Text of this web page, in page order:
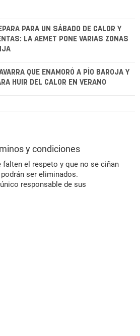
PARA UN SÁBADO DE CALOR Y
LA AEMET PONE VARIAS ZONAS
QUE ENAMORÓ A PÍO BAROJA Y
HUIR DEL CALOR EN VERANO
y condiciones
el respeto y que no se ciñan
ser eliminados.
responsable de sus